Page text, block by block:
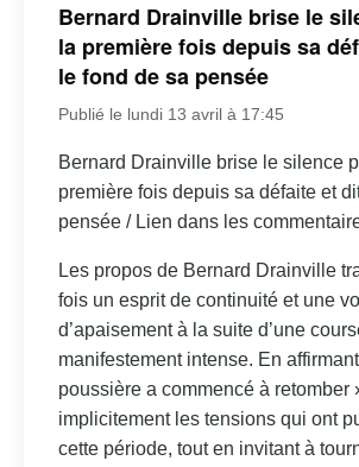
Bernard Drainville brise le
la première fois depuis sa
le fond de sa pensée
Publié le lundi 13 avril à 17:45
Bernard Drainville brise le silence
première fois depuis sa défaite et
pensée / Lien dans les
Les propos de Bernard Drainville
fois un esprit de continuité et une
d’apaisement à la suite d’une
manifestement intense. En
poussière a commencé à retomber
implicitement les tensions qui ont
cette période, tout en invitant à